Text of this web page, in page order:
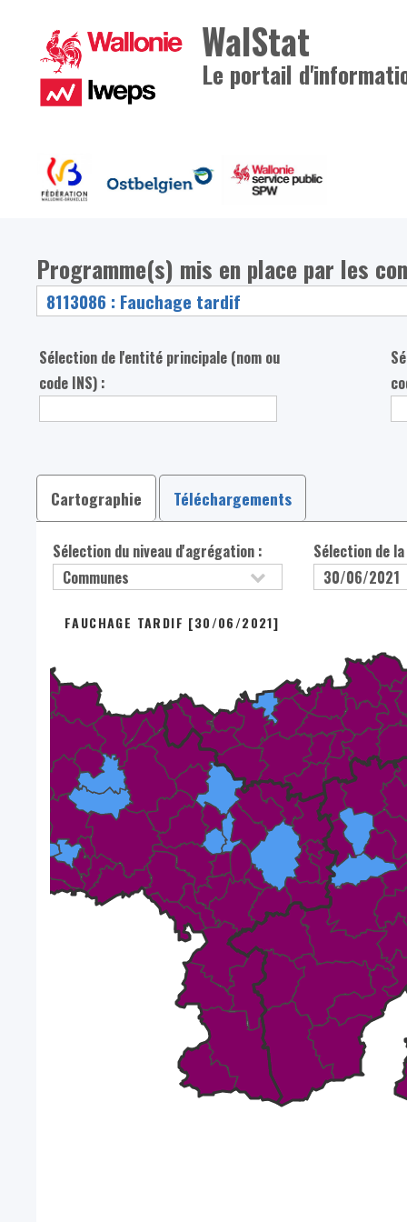
WalStat
Le portail
Programme(s) mis en place par les
Sélection de l'entité principale (nom ou
code INS) :
Cartographie Téléchargements
Sélection du niveau d'agrégation : Sélection de
FAUCHAGE TARDIF [30/06/2021]